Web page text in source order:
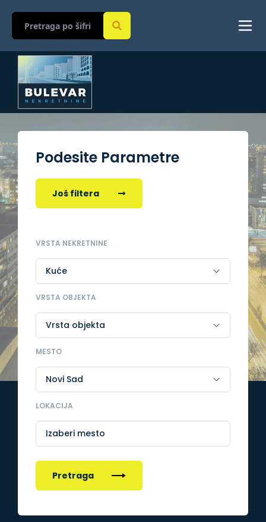
Podesite Parametre
Još filtera
VRSTA NEKRETNINE
VRSTA OBJEKTA
MESTO
LOKACIJA
Izaberi mesto
Pretraga